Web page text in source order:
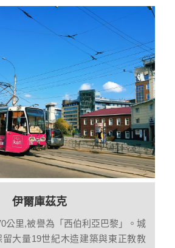
伊爾庫茲克
公里,被譽為「西伯利亞巴黎」。城
留大量19世紀木造建築與東正教教